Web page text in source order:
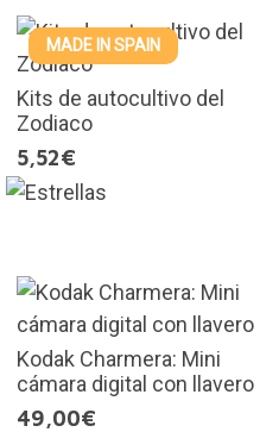
MADE IN SPAIN
Kits de autocultivo del
Zodiaco
5,52€
Kodak Charmera: Mini
cámara digital con llavero
49,00€